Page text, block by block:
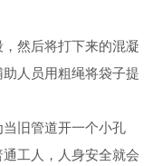
然后将打下来的混凝
人员用粗绳将袋子提
旧管道开一个小孔
工人，人身安全就会